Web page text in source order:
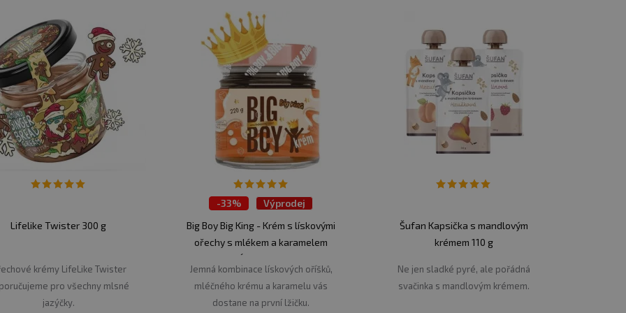
rozmanité a jsou všestranným doplňkem pro různé pokrmy a recepty. Můžete je konzumovat
je začlenit do různých pokrmů. Můžete je přidat do jogurtu, kaše, pudinku, na palačinky
využívány při pečení nebo pro přípravu omáček v asijské kuchyni, kde dodávají bohatou a
oříškové krémy zařadit:
chlebíček pro rychlou a chutnou snídani.
a šejků.
sušenky nebo dorty.
chuti.
omáčkách k masu nebo tofu.
Lifelike Twister 300 g
krémy LifeLike Twister
pro všechny mlsné
jazýčky.
-33%
Výprodej
Big Boy Big King - Krém s lískovými
ořechy s mlékem a karamelem
220 g VÝPRODEJ 8.9.2026
Jemná kombinace lískových oříšků,
mléčného krému a karamelu vás
dostane na první lžičku.
Šufan Kapsička s mandlovým
krémem 110 g
Ne jen sladké pyré, ale pořádná
svačinka s mandlovým krémem.